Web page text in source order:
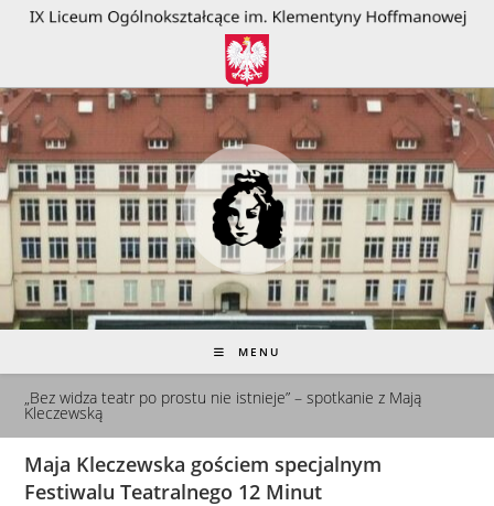
treści
MENU
„Bez widza teatr po prostu nie istnieje” – spotkanie z Mają
Kleczewską
Maja Kleczewska gościem specjalnym
Festiwalu Teatralnego 12 Minut